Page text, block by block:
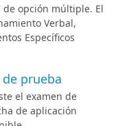
opción múltiple. El
Verbal,
Específicos
prueba
el examen de
de aplicación